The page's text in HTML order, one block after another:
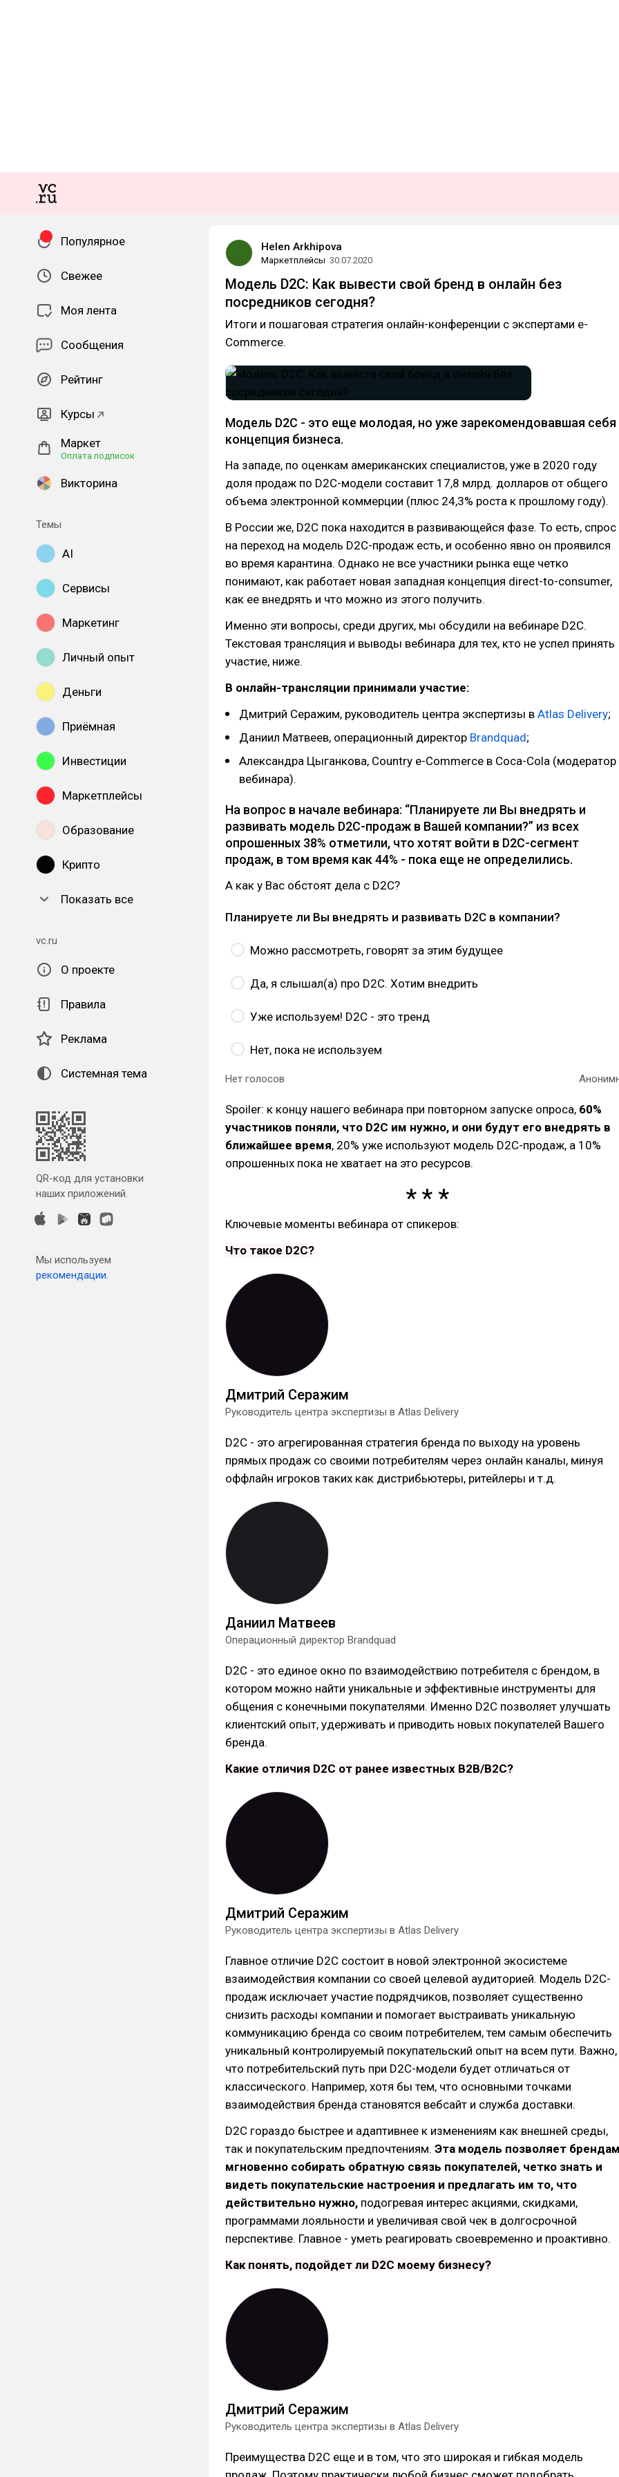
Популярное
Свежее
Моя лента
Сообщения
Рейтинг
Курсы
Маркет
Оплата подписок
Викторина
Темы
AI
Сервисы
Маркетинг
Личный опыт
Деньги
Приёмная
Инвестиции
Маркетплейсы
Образование
Крипто
Показать все
vc.ru
О проекте
Правила
Реклама
Системная тема
QR-код для установки
наших приложений.
Мы используем
рекомендации.
Helen Arkhipova
Маркетплейсы 30.07.2020
Модель D2С: Как вывести свой бренд в онлайн без
посредников сегодня?
Итоги и пошаговая стратегия онлайн-конференции с экспертами e-
Commerce.
Модель D2C - это еще молодая, но уже зарекомендовавшая себя
концепция бизнеса.
На западе, по оценкам американских специалистов, уже в 2020 году
доля продаж по D2C-модели составит 17,8 млрд. долларов от общего
объема электронной коммерции (плюс 24,3% роста к прошлому году).
В России же, D2C пока находится в развивающейся фазе. То есть, спрос
на переход на модель D2C-продаж есть, и особенно явно он проявился
во время карантина. Однако не все участники рынка еще четко
понимают, как работает новая западная концепция direct-to-consumer,
как ее внедрять и что можно из этого получить.
Именно эти вопросы, среди других, мы обсудили на вебинаре D2C.
Текстовая трансляция и выводы вебинара для тех, кто не успел принять
участие, ниже.
В онлайн-трансляции принимали участие:
Дмитрий Серажим, руководитель центра экспертизы в Atlas Delivery;
Даниил Матвеев, операционный директор Brandquad;
Александра Цыганкова, Country e-Commerce в Coca-Cola (модератор
вебинара).
На вопрос в начале вебинара: “Планируете ли Вы внедрять и
развивать модель D2C-продаж в Вашей компании?” из всех
опрошенных 38% отметили, что хотят войти в D2C-сегмент
продаж, в том время как 44% - пока еще не определились.
А как у Вас обстоят дела с D2C?
Планируете ли Вы внедрять и развивать D2C в компании?
Можно рассмотреть, говорят за этим будущее
Да, я слышал(а) про D2C. Хотим внедрить
Уже используем! D2C - это тренд
Нет, пока не используем
Нет голосов
Spoiler: к концу нашего вебинара при повторном запуске опроса, 60%
участников поняли, что D2C им нужно, и они будут его внедрять в
ближайшее время, 20% уже используют модель D2C-продаж, а 10%
опрошенных пока не хватает на это ресурсов.
Ключевые моменты вебинара от спикеров:
Что такое D2C?
Дмитрий Серажим
Руководитель центра экспертизы в Atlas Delivery
D2C - это агрегированная стратегия бренда по выходу на уровень
прямых продаж со своими потребителям через онлайн каналы, минуя
оффлайн игроков таких как дистрибьютеры, ритейлеры и т.д.
Даниил Матвеев
Операционный директор Brandquad
D2C - это единое окно по взаимодействию потребителя с брендом, в
котором можно найти уникальные и эффективные инструменты для
общения с конечными покупателями. Именно D2C позволяет улучшать
клиентский опыт, удерживать и приводить новых покупателей Вашего
бренда.
Какие отличия D2C от ранее известных В2В/В2С?
Дмитрий Серажим
Руководитель центра экспертизы в Atlas Delivery
Главное отличие D2C состоит в новой электронной экосистеме
взаимодействия компании со своей целевой аудиторией. Модель D2C-
продаж исключает участие подрядчиков, позволяет существенно
снизить расходы компании и помогает выстраивать уникальную
коммуникацию бренда со своим потребителем, тем самым обеспечить
уникальный контролируемый покупательский опыт на всем пути. Важно,
что потребительский путь при D2C-модели будет отличаться от
классического. Например, хотя бы тем, что основными точками
взаимодействия бренда становятся вебсайт и служба доставки.
D2C гораздо быстрее и адаптивнее к изменениям как внешней среды,
так и покупательским предпочтениям. Эта модель позволяет
мгновенно собирать обратную связь покупателей, четко знать и
видеть покупательские настроения и предлагать им то, что
действительно нужно, подогревая интерес акциями, скидками,
программами лояльности и увеличивая свой чек в долгосрочной
перспективе. Главное - уметь реагировать своевременно и проактивно.
Как понять, подойдет ли D2C моему бизнесу?
Дмитрий Серажим
Руководитель центра экспертизы в Atlas Delivery
Преимущества D2C еще и в том, что это широкая и гибкая модель